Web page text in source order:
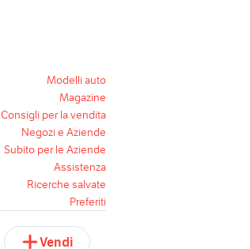
Modelli auto
Magazine
Consigli per la vendita
Negozi e Aziende
Subito per le Aziende
Assistenza
Ricerche salvate
Preferiti
Vendi